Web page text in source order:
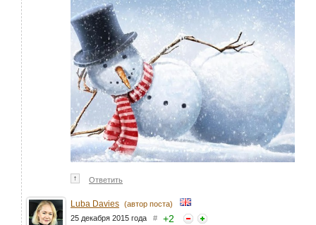
↑ Ответить
Luba Davies (автор поста)
25 декабря 2015 года # +2